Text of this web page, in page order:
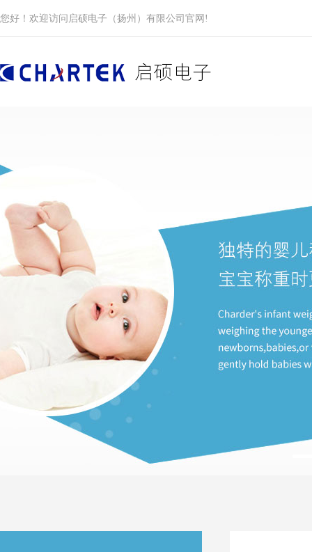
您好！欢迎访问启硕电子（扬州）有限公司官网!